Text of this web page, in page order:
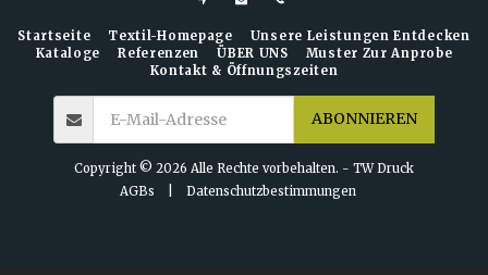
Startseite Textil-Homepage
Unsere Leistungen Entdecken
Kataloge
Referenzen ÜBER UNS
Muster Zur Anprobe
Kontakt & Öffnungszeiten
ABONNIEREN
Copyright © 2026 Alle Rechte vorbehalten. - TW Druck
AGBs
Datenschutzbestimmungen